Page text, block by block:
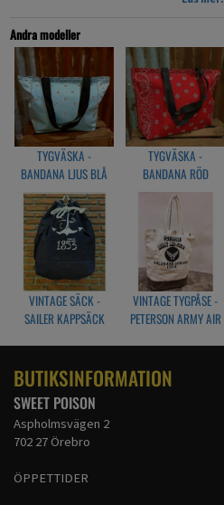
Höjd:
Bredd: 10cm
Artikelnr: BANVÄS26
Andra modeller
TYGVÄSKA -
BANDANA LJUS BLÅ
TYGVÄSKA -
BANDANA RÖD
VINTAGE SÄCK -
SAILER KAPPSÄCK
VINTAGE TYGPÅSE -
PETERSON ARMY AIR
BUTIKSINFORMATION
SWEET POISON
Aspholmsvägen 2
702 27 Örebro
ÖPPETTIDER